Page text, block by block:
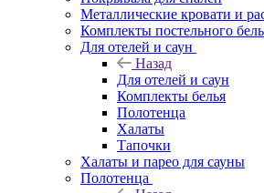
Металлические кровати и
Комплекты постельного
Для отелей и саун
Назад
Для отелей и саун
Комплекты белья
Полотенца
Халаты
Тапочки
Халаты и парео для сауны
Полотенца